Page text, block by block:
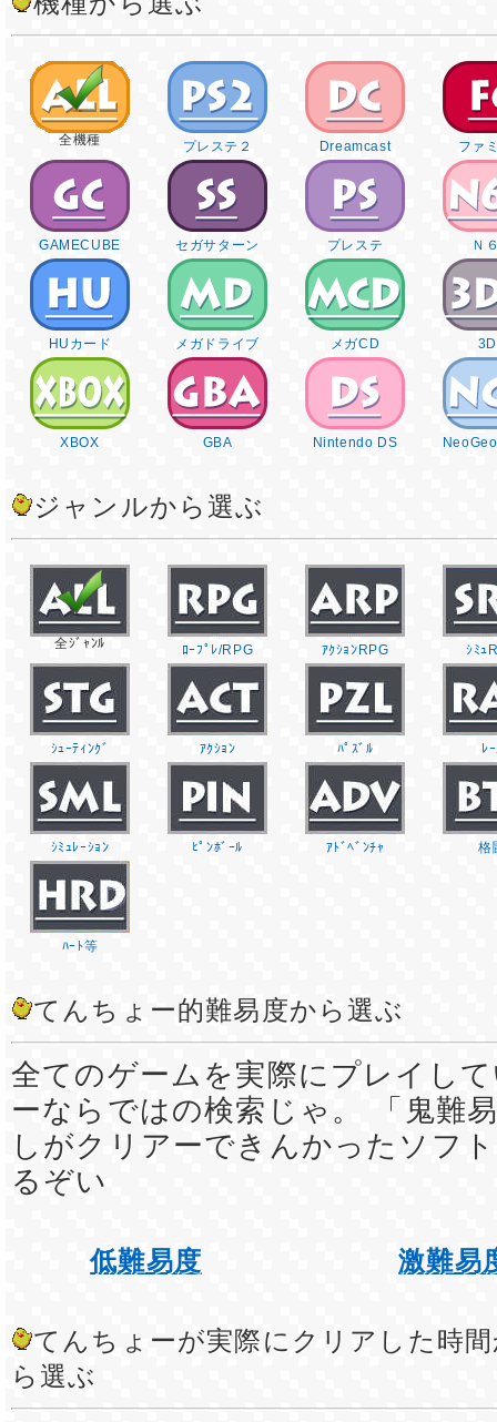
全機種 プレステ２ Dreamcast ファ
GAMECUBE セガサターン プレステ Ｎ
HUカード メガドライブ メガCD
XBOX GBA Nintendo DS
ジャンルから選ぶ
全ｼﾞｬﾝﾙ ﾛｰﾌﾟﾚ/RPG ｱｸｼｮﾝRPG ｼﾐｭ
ｼｭｰﾃｨﾝｸﾞ ｱｸｼｮﾝ ﾊﾟｽﾞﾙ ﾚ
ｼﾐｭﾚｰｼｮﾝ ﾋﾟﾝﾎﾞｰﾙ ｱﾄﾞﾍﾞﾝﾁｬ 格
ﾊｰﾄ等
てんちょー的難易度から選ぶ
全てのゲームを実際にプレイし
ーならではの検索じゃ。 「鬼難
しがクリアーできんかったソフ
るぞい
低難易度 激難易
てんちょーが実際にクリアした時
ら選ぶ